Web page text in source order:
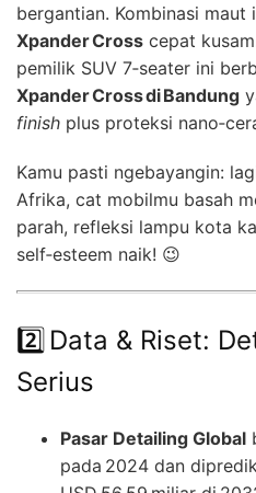
bergantian. Kombinasi maut
Xpander Cross cepat
pemilik SUV 7‑seater ini
Xpander Cross di Bandung
finish plus proteksi
Kamu pasti ngebayangin:
Afrika, cat mobilmu basah
parah, refleksi lampu kota
self‑esteem naik! 😉
2️⃣ Data & Riset:
Serius
Pasar Detailing Global
pada 2024 dan